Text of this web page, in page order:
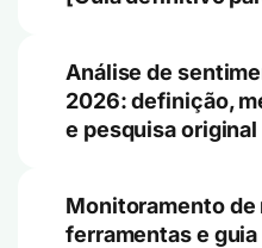
Análise de
2026: definição,
e pesquisa original
Monitoramento de
ferramentas e